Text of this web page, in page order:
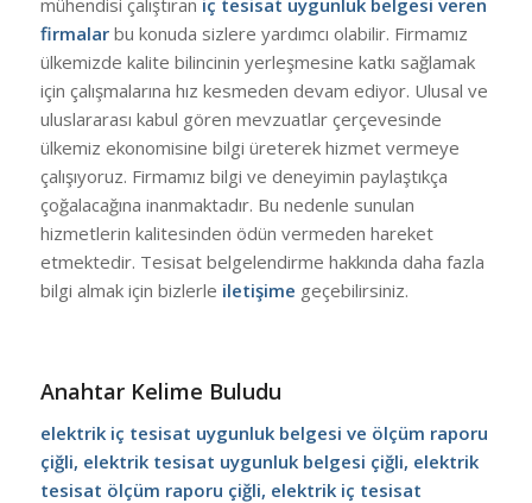
mühendisi çalıştıran iç tesisat uygunluk belgesi veren
firmalarbu konuda sizlere yardımcı olabilir. Firmamız
ülkemizde kalite bilincinin yerleşmesine katkı sağlamak
için çalışmalarına hız kesmeden devam ediyor. Ulusal ve
uluslararası kabul gören mevzuatlar çerçevesinde
ülkemiz ekonomisine bilgi üreterek hizmet vermeye
çalışıyoruz. Firmamız bilgi ve deneyimin paylaştıkça
çoğalacağına inanmaktadır. Bu nedenle sunulan
hizmetlerin kalitesinden ödün vermeden hareket
etmektedir. Tesisat belgelendirme hakkında daha fazla
bilgi almak için bizlerle iletişime geçebilirsiniz.
Anahtar Kelime Buludu
elektrik iç tesisat uygunluk belgesi ve ölçüm raporu
çiğli, elektrik tesisat uygunluk belgesi çiğli, elektrik
tesisat ölçüm raporu çiğli, elektrik iç tesisat